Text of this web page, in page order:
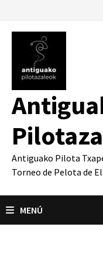
contenido
Antiguako Pilota
Torneo de Pelota de
MENÚ